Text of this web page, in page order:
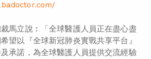
馬立說︰「全球醫護人員正在盡心盡
望以『全球新冠肺炎實戰共享平台』
承諾，為全球醫護人員提供交流經驗